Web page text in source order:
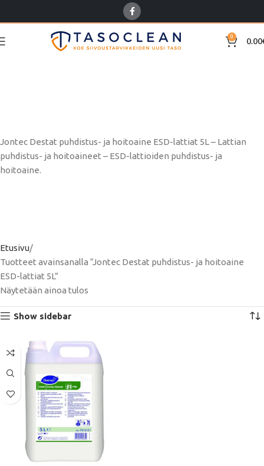
0 0.00
Jontec Destat puhdistus- ja hoitoaine ESD-lattiat 5L – Lattian
puhdistus- ja hoitoaineet – ESD-lattioiden puhdistus- ja
hoitoaine.
Etusivu
Tuotteet avainsanalla “Jontec Destat puhdistus- ja hoitoaine
ESD-lattiat 5L”
Näytetään ainoa tulos
Show sidebar